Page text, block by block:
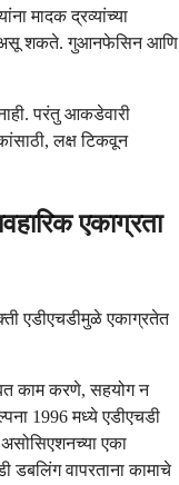
मादक द्रव्यांच्या
असू शकते. गुआनफेसिन आणि
परंतु आकडेवारी
लक्ष टिकवून
एकाग्रता
एडीएचडीमुळे एकाग्रतेत
काम करणे, सहयोग न
1996 मध्ये एडीएचडी
एका
वापरताना कामाचे